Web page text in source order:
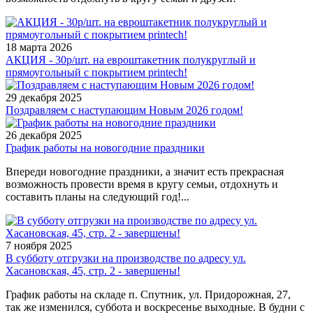
18 марта 2026
АКЦИЯ - 30р/шт. на евроштакетник полукруглый и
прямоугольный с покрытием printech!
29 декабря 2025
Поздравляем с наступающим Новым 2026 годом!
26 декабря 2025
График работы на новогодние праздники
Впереди новогодние праздники, а значит есть прекрасная
возможность провести время в кругу семьи, отдохнуть и
составить планы на следующий год!...
7 ноября 2025
В субботу отгрузки на производстве по адресу ул.
Хасановская, 45, стр. 2 - завершены!
График работы на складе п. Спутник, ул. Придорожная, 27,
так же изменился, суббота и воскресенье выходные. В будни с